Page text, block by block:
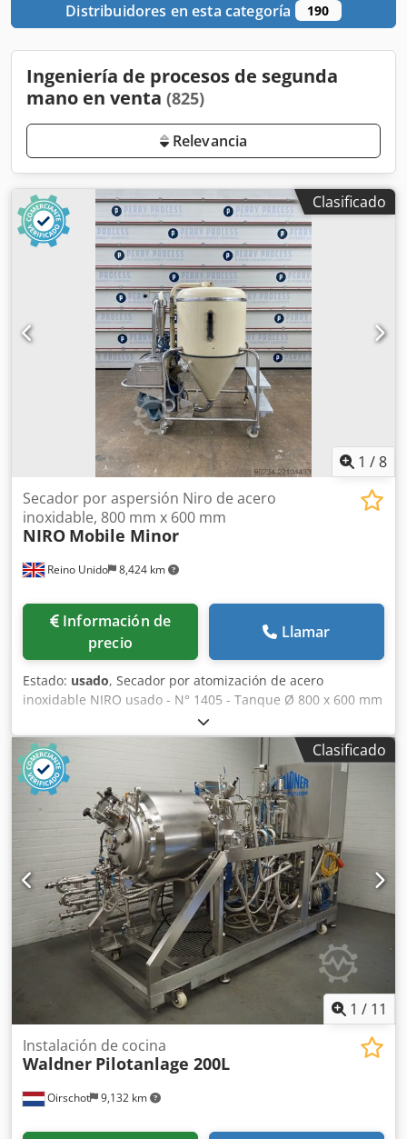
Distribuidores en esta categoría 190
Ingeniería de procesos de segunda
mano en venta (825)
Relevancia
Clasificado
1 /8
Reino Unido 8,424 km
Secador por aspersión Niro de acero
inoxidable, 800 mm x 600 mm
NIRO Mobile Minor
Información de
precio
Llamar
Estado: usado, Secador por atomización de acero
inoxidable NIRO usado - N° 1405 - Tanque Ø 800 x 600 mm
- Altura del cono 650 mm - Calefacción eléctrica 9 kW -
Ventilador 0,75 kW Dcsdpfx Adezcwnvspok
Clasificado
1 / 11
Oirschot 9,132 km
Instalación de cocina
Waldner Pilotanlage 200L